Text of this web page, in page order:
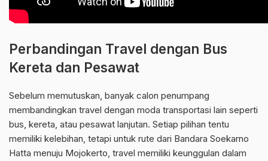
Perbandingan Travel dengan Bus
Kereta dan Pesawat
Sebelum memutuskan, banyak calon penumpang
membandingkan travel dengan moda transportasi lain seperti
bus, kereta, atau pesawat lanjutan. Setiap pilihan tentu
memiliki kelebihan, tetapi untuk rute dari Bandara Soekarno
Hatta menuju Mojokerto, travel memiliki keunggulan dalam